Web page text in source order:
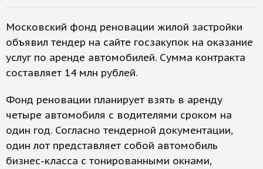
Московский фонд реновации жилой застройки
объявил тендер на сайте госзакупок на оказание
услуг по аренде автомобилей. Сумма контракта
составляет 14 млн рублей.
Фонд реновации планирует взять в аренду
четыре автомобиля с водителями сроком на
один год. Согласно тендерной документации,
один лот представляет собой автомобиль
бизнес-класса с тонированными окнами,